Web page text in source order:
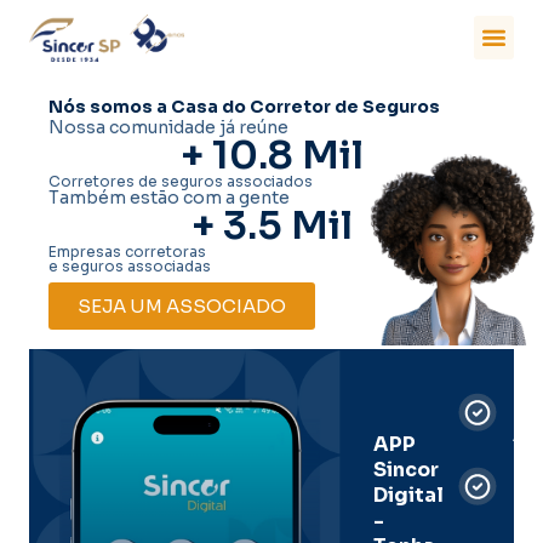
Nós somos a Casa do Corretor de Seguros
Nossa comunidade já reúne
+ 10.8 Mil
Corretores de seguros associados
Também estão com a gente
+ 3.5 Mil
Empresas corretoras
e seguros associadas
SEJA UM ASSOCIADO
APP
Sincor
Digital
-